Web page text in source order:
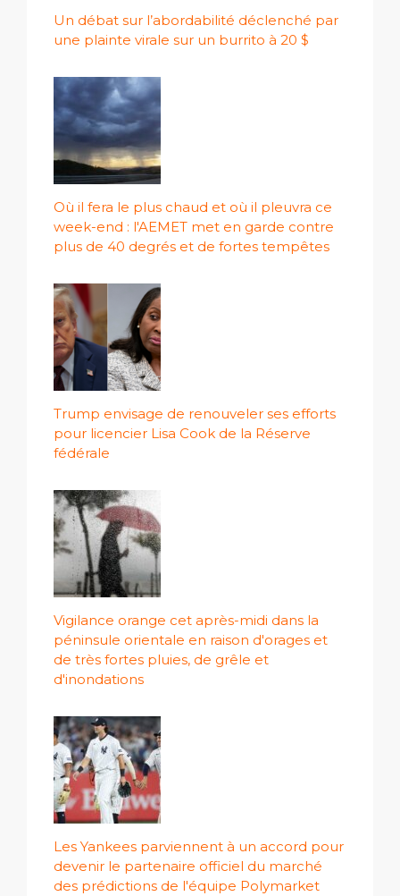
Un débat sur l’abordabilité déclenché par
une plainte virale sur un burrito à 20 $
Où il fera le plus chaud et où il pleuvra ce
week-end : l'AEMET met en garde contre
plus de 40 degrés et de fortes tempêtes
Trump envisage de renouveler ses efforts
pour licencier Lisa Cook de la Réserve
fédérale
Vigilance orange cet après-midi dans la
péninsule orientale en raison d'orages et
de très fortes pluies, de grêle et
d'inondations
Les Yankees parviennent à un accord pour
devenir le partenaire officiel du marché
des prédictions de l'équipe Polymarket